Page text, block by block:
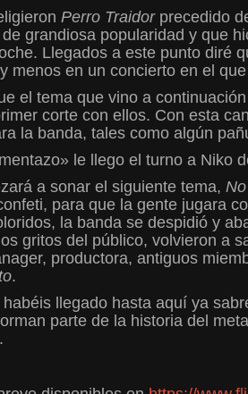
Perro Traidorprecedido
grandiosa popularidad y que
Llegados a este punto diré
menos en un concierto en el
el tema que vino a
corte con ellos. Con esta
la banda, tales como algún
le llego el turno a Niko
a sonar el siguiente tema,
para que la gente jugara
la banda se despidió y
gritos del público, volvieron a
productora, antiguos
.
llegado hasta aquí ya
parte de la historia del